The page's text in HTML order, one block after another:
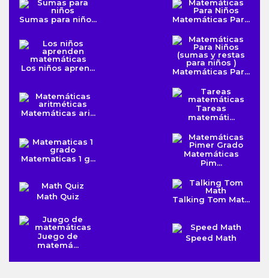
Sumas para niño... Matemáticas Par...
Los niños apren... Matemáticas Par...
Matemáticas ari...
Tareas
matemáti...
Matematicas 1 g...
Matemáticas
Pim...
Math Quiz Talking Tom Mat...
Juego de
matemá...
Speed Math